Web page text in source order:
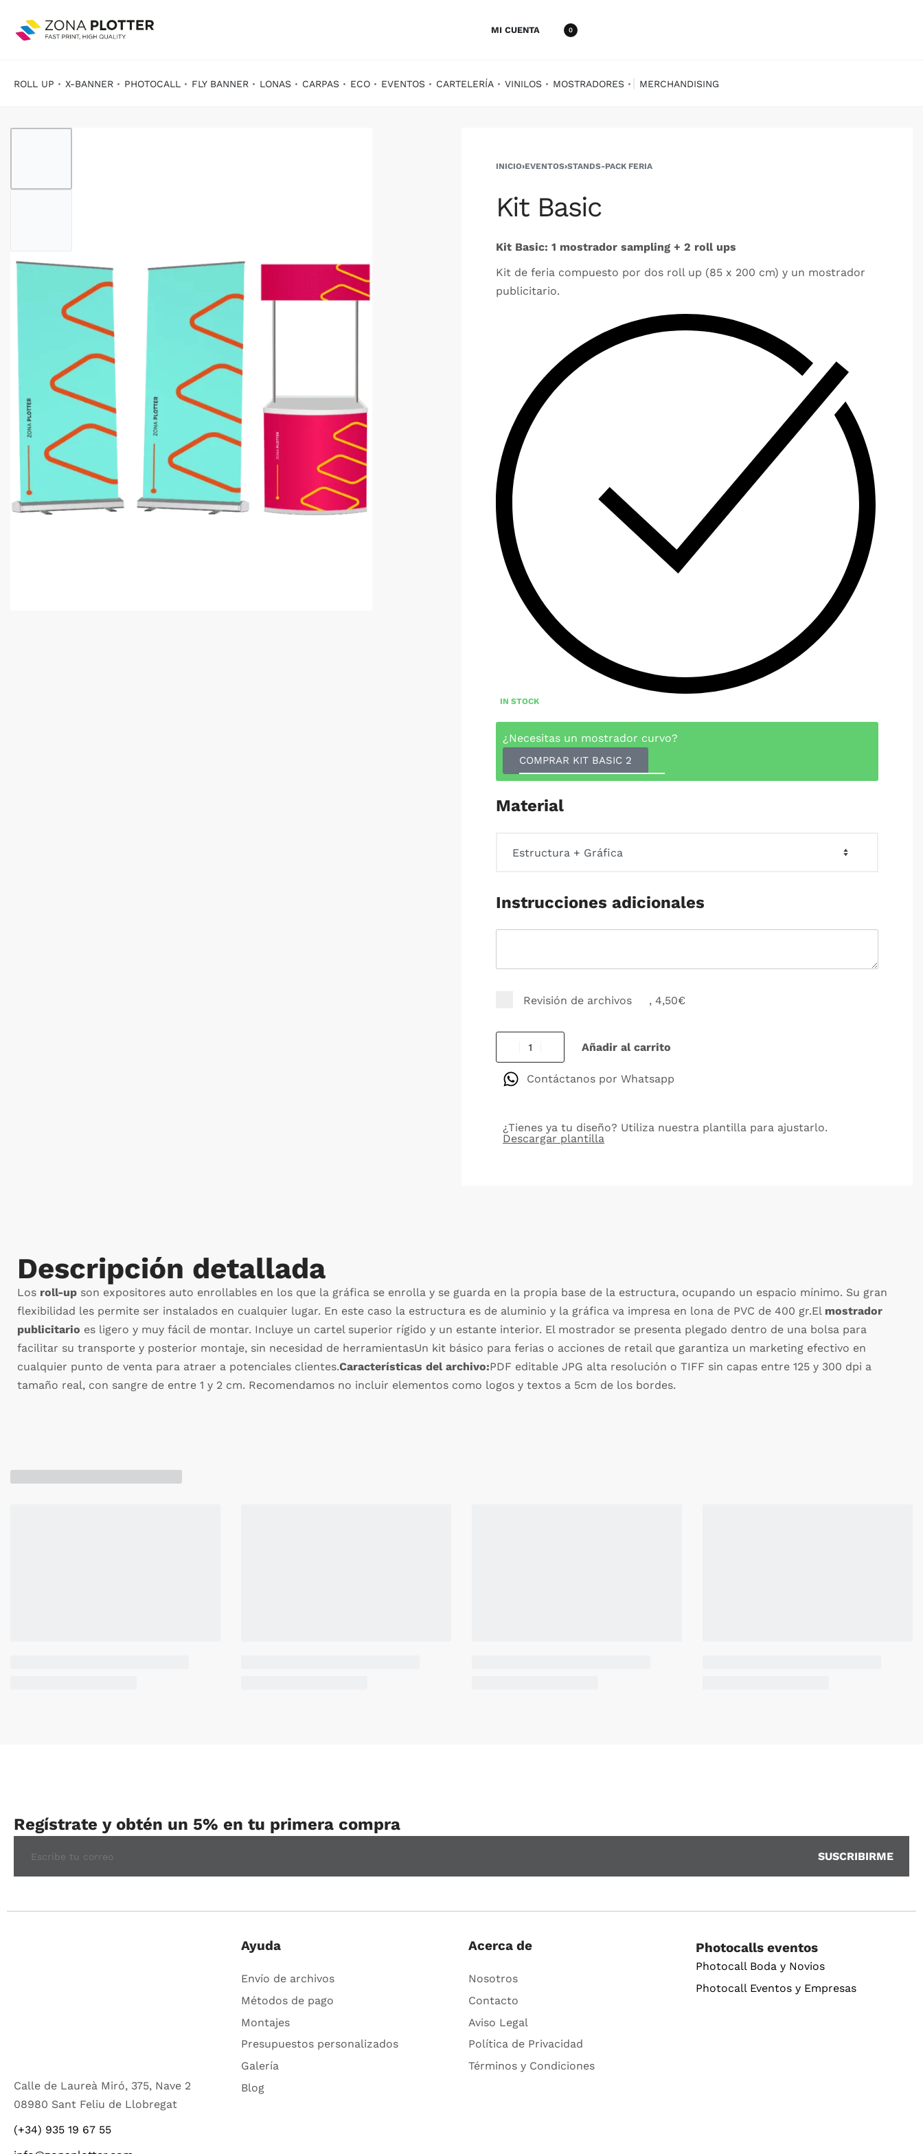
MI CUENTA 0
ROLL UP X-BANNER PHOTOCALL FLY BANNER LONAS CARPAS ECO EVENTOS CARTELERÍA VINILOS MOSTRADORES MERCHANDISING
INICIO›EVENTOS›STANDS-PACK FERIA
Kit Basic
Kit Basic: 1 mostrador sampling + 2 roll ups
Kit de feria compuesto por dos roll up (85 x 200 cm) y un mostrador
publicitario.
IN STOCK
¿Necesitas un mostrador curvo?
COMPRAR KIT BASIC 2
Material
Instrucciones adicionales
Revisión de archivos , 4,50€
Añadir al carrito
Contáctanos por Whatsapp
¿Tienes ya tu diseño? Utiliza nuestra plantilla para ajustarlo.
Descargar plantilla
Descripción detallada
Los roll-up son expositores auto enrollables en los que la gráfica se enrolla y se guarda en la propia base de la estructura, ocupando un espacio mínimo. Su gran
flexibilidad les permite ser instalados en cualquier lugar. En este caso la estructura es de aluminio y la gráfica va impresa en lona de PVC de 400 gr.El mostrador
publicitario es ligero y muy fácil de montar. Incluye un cartel superior rígido y un estante interior. El mostrador se presenta plegado dentro de una bolsa para
facilitar su transporte y posterior montaje, sin necesidad de herramientasUn kit básico para ferias o acciones de retail que garantiza un marketing efectivo en
cualquier punto de venta para atraer a potenciales clientes.Características del archivo:PDF editable JPG alta resolución o TIFF sin capas entre 125 y 300 dpi a
tamaño real, con sangre de entre 1 y 2 cm. Recomendamos no incluir elementos como logos y textos a 5cm de los bordes.
Regístrate y obtén un 5% en tu primera compra
Calle de Laureà Miró, 375, Nave 2
08980 Sant Feliu de Llobregat
(+34) 935 19 67 55
Ayuda
Envío de archivos
Métodos de pago
Montajes
Presupuestos personalizados
Galería
Blog
Acerca de
Nosotros
Contacto
Aviso Legal
Política de Privacidad
Términos y Condiciones
Photocalls eventos
Photocall Boda y Novios
Photocall Eventos y Empresas